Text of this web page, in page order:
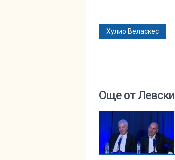
Хулио Веласкес
Още от Левски